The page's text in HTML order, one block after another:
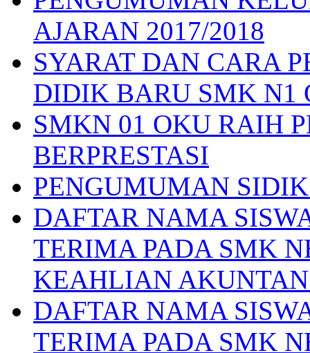
AJARAN 2017/2018
SYARAT DAN CARA
DIDIK BARU SMK N1
SMKN 01 OKU RAIH
BERPRESTASI
PENGUMUMAN
DAFTAR NAMA
TERIMA PADA SMK
KEAHLIAN
DAFTAR NAMA
TERIMA PADA SMK